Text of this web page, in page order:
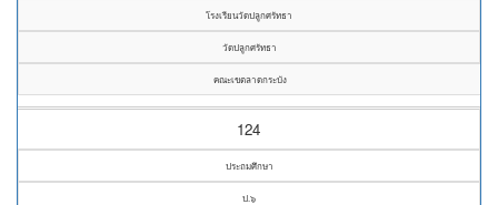
โรงเรียนวัดปลูกศรัทธา
วัดปลูกศรัทธา
คณะเขตลาดกระบัง
124
ประถมศึกษา
ป.๖